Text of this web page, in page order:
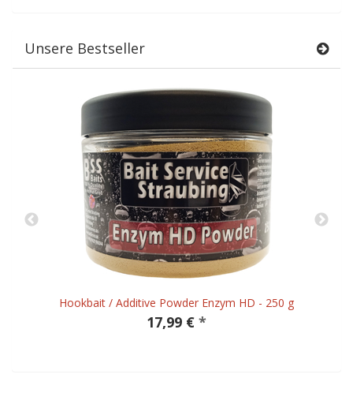
Unsere Bestseller
Hookbait / Additive Powder Enzym HD - 250 g
17,99 € *